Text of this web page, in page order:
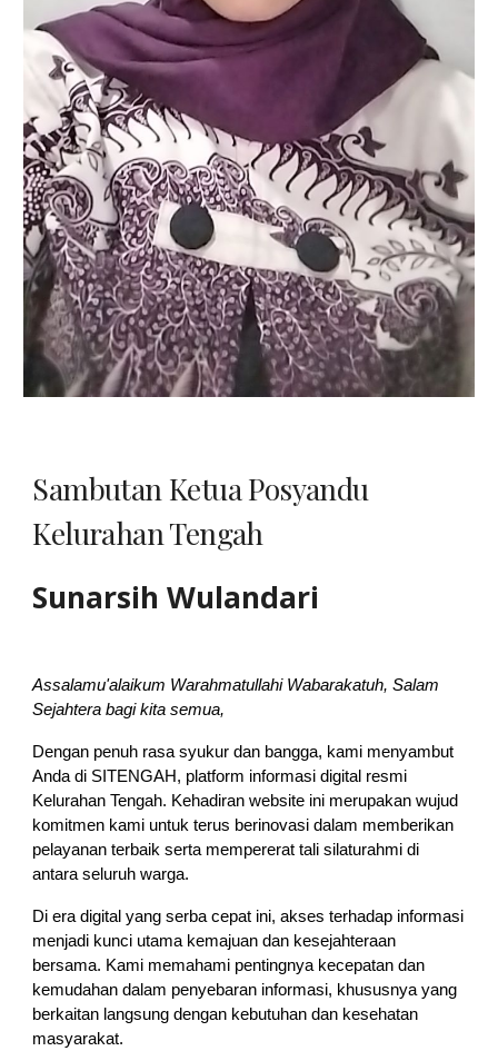
Sambutan KetuaPosyandu
Kelurahan Tengah
Sunarsih Wulandari
Assalamu'alaikum Warahmatullahi Wabarakatuh, Salam
Sejahtera bagi kita semua,
Dengan penuh rasa syukur dan bangga, kami menyambut
Anda di SITENGAH, platform informasi digital resmi
Kelurahan Tengah. Kehadiran website ini merupakan wujud
komitmen kami untuk terus berinovasi dalam memberikan
pelayanan terbaik serta mempererat tali silaturahmi di
antara seluruh warga.
Di era digital yang serba cepat ini, akses terhadap informasi
menjadi kunci utama kemajuan dan kesejahteraan
bersama. Kami memahami pentingnya kecepatan dan
kemudahan dalam penyebaran informasi, khususnya yang
berkaitan langsung dengan kebutuhan dan kesehatan
masyarakat.